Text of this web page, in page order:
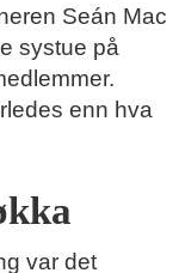
Seán Mac
systue på
enn hva
var det